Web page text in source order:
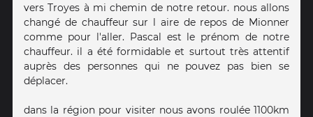
vers Troyes à mi chemin de notre retour. nous allons
changé de chauffeur sur l aire de repos de Mionner
comme pour l'aller. Pascal est le prénom de notre
chauffeur. il a été formidable et surtout très attentif
auprès des personnes qui ne pouvez pas bien se
déplacer.
dans la région pour visiter nous avons roulée 1100km